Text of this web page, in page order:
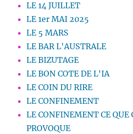
LE 14 JUILLET
LE 1er MAI 2025
LE 5 MARS
LE BAR L'AUSTRALE
LE BIZUTAGE
LE BON COTE DE L'IA
LE COIN DU RIRE
LE CONFINEMENT
LE CONFINEMENT CE QUE
PROVOQUE